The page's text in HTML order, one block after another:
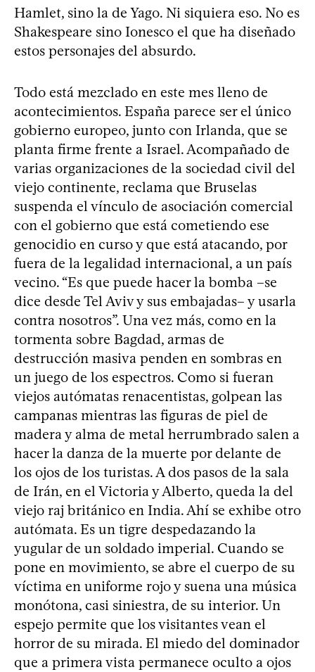
Hamlet, sino la de Yago. Ni siquiera eso. No es
Shakespeare sino Ionesco el que ha diseñado
estos personajes del absurdo.
Todo está mezclado en este mes lleno de
acontecimientos. España parece ser el único
gobierno europeo, junto con Irlanda, que se
planta firme frente a Israel. Acompañado de
varias organizaciones de la sociedad civil del
viejo continente, reclama que Bruselas
suspenda el vínculo de asociación comercial
con el gobierno que está cometiendo ese
genocidio en curso y que está atacando, por
fuera de la legalidad internacional, a un país
vecino. “Es que puede hacer la bomba –se
dice desde Tel Aviv y sus embajadas– y usarla
contra nosotros”. Una vez más, como en la
tormenta sobre Bagdad, armas de
destrucción masiva penden en sombras en
un juego de los espectros. Como si fueran
viejos autómatas renacentistas, golpean las
campanas mientras las figuras de piel de
madera y alma de metal herrumbrado salen a
hacer la danza de la muerte por delante de
los ojos de los turistas. A dos pasos de la sala
de Irán, en el Victoria y Alberto, queda la del
viejo raj británico en India. Ahí se exhibe otro
autómata. Es un tigre despedazando la
yugular de un soldado imperial. Cuando se
pone en movimiento, se abre el cuerpo de su
víctima en uniforme rojo y suena una música
monótona, casi siniestra, de su interior. Un
espejo permite que los visitantes vean el
horror de su mirada. El miedo del dominador
que a primera vista permanece oculto a ojos